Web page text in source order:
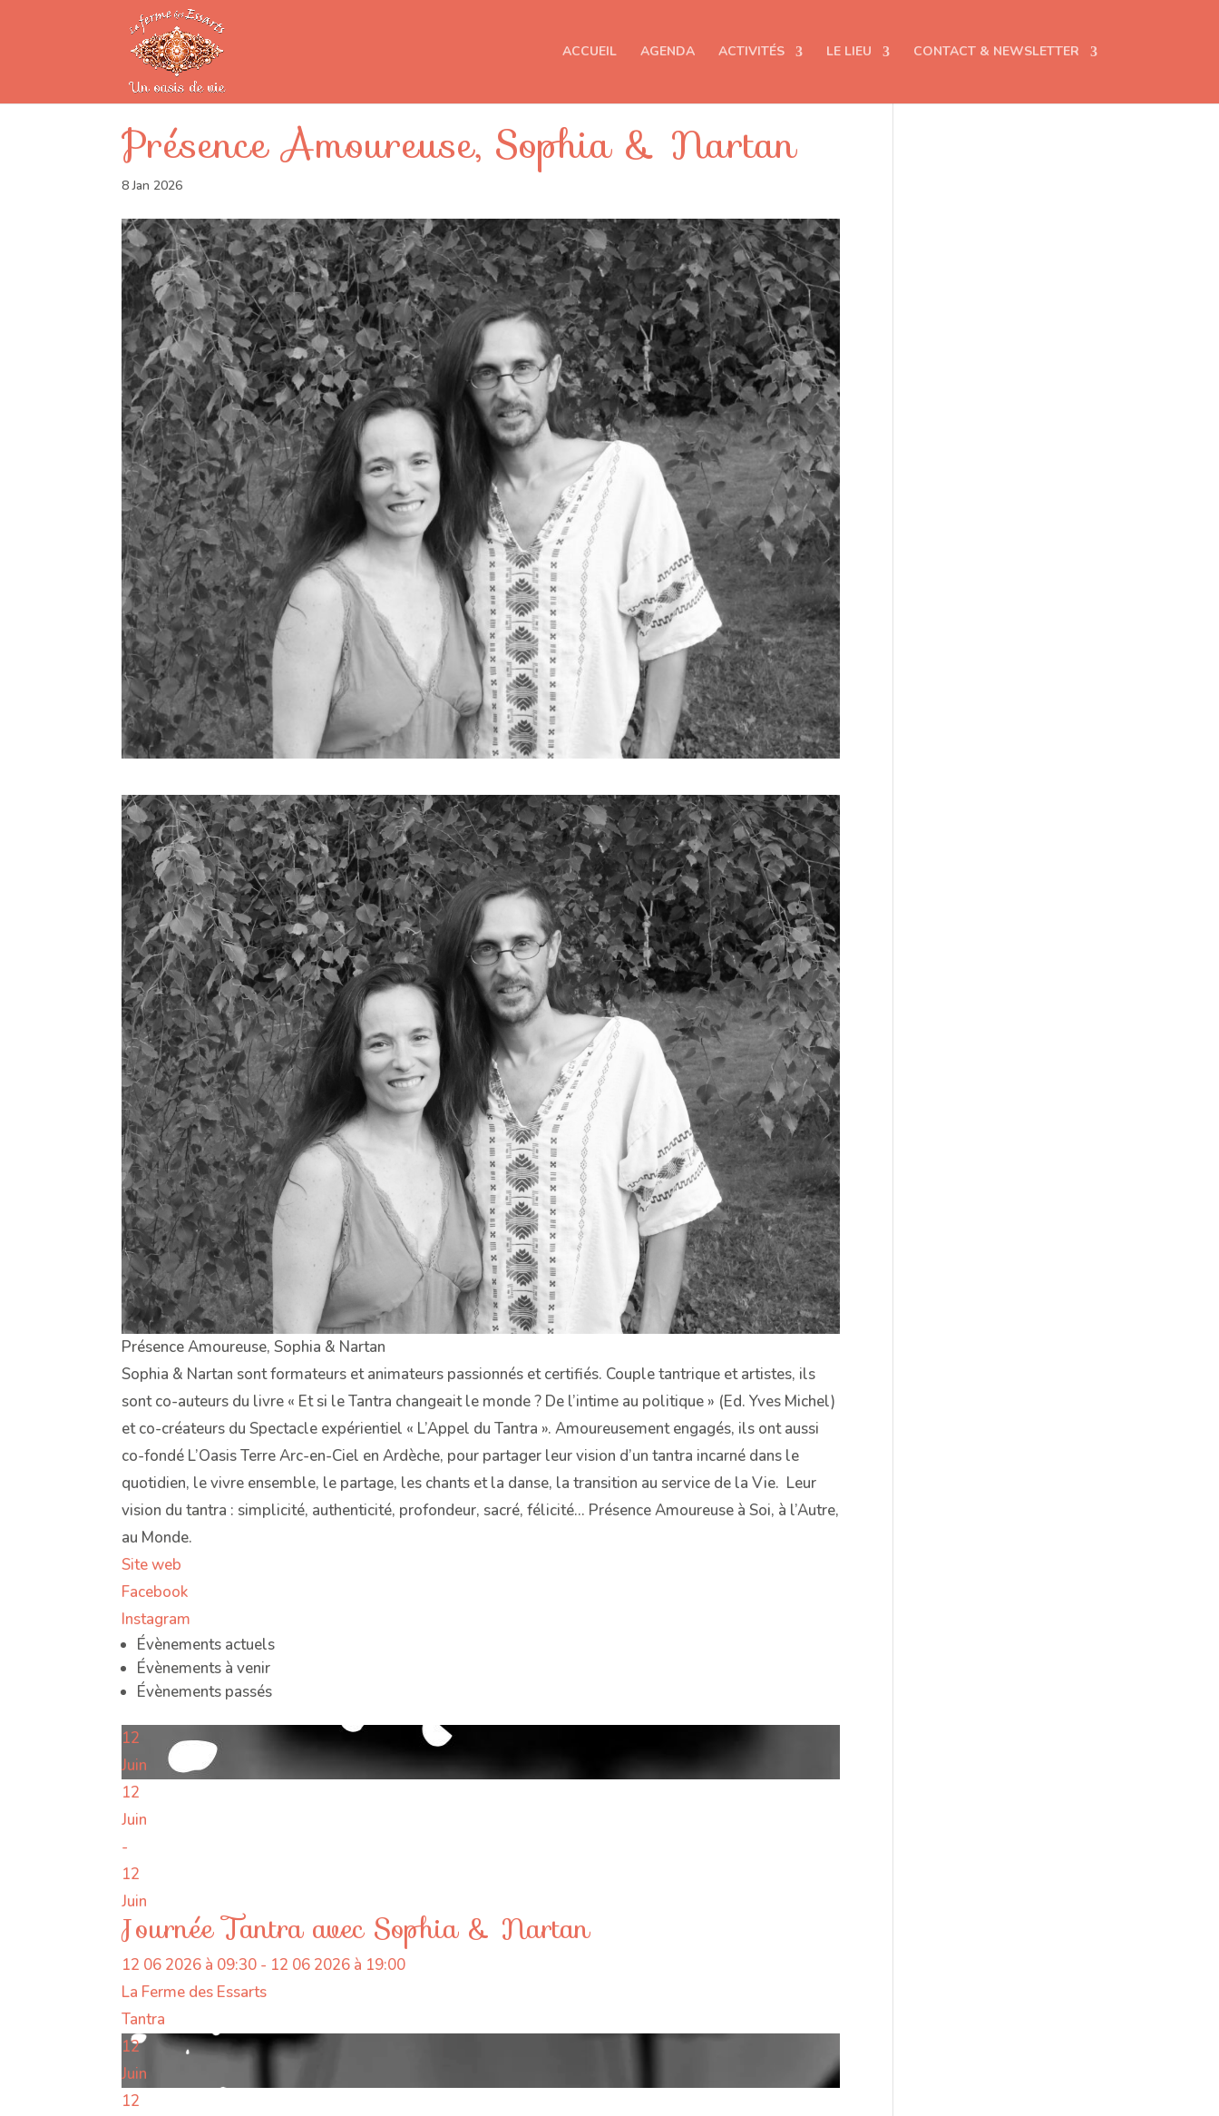
ACCUEIL AGENDA ACTIVITÉS LE LIEU CONTACT & NEWSLETTER
Présence Amoureuse, Sophia & Nartan
8 Jan 2026
Présence Amoureuse, Sophia & Nartan
Sophia & Nartan sont formateurs et animateurs passionnés et certifiés. Couple tantrique et artistes, ils
sont co-auteurs du livre « Et si le Tantra changeait le monde ? De l’intime au politique » (Ed. Yves Michel)
et co-créateurs du Spectacle expérientiel « L’Appel du Tantra ». Amoureusement engagés, ils ont aussi
co-fondé L’Oasis Terre Arc-en-Ciel en Ardèche, pour partager leur vision d’un tantra incarné dans le
quotidien, le vivre ensemble, le partage, les chants et la danse, la transition au service de la Vie. Leur
vision du tantra : simplicité, authenticité, profondeur, sacré, félicité… Présence Amoureuse à Soi, à l’Autre,
au Monde.
Site web
Facebook
Instagram
Évènements actuels
Évènements à venir
Évènements passés
12
Juin
12
Juin
-
12
Juin
Journée Tantra avec Sophia & Nartan
12 06 2026 à 09:30 - 12 06 2026 à 19:00
La Ferme des Essarts
Tantra
12
Juin
12